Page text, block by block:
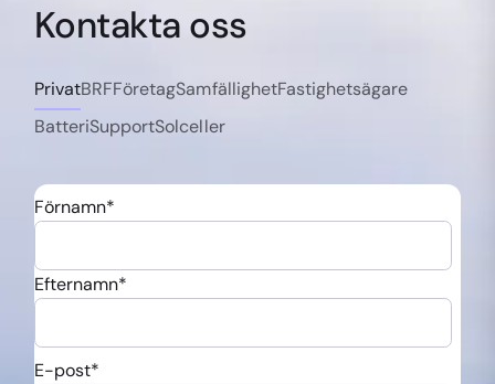
Kontakta oss
PrivatBRFFöretagSamfällighetFastighetsägare
BatteriSupportSolceller
Förnamn*
Efternamn*
E-post*